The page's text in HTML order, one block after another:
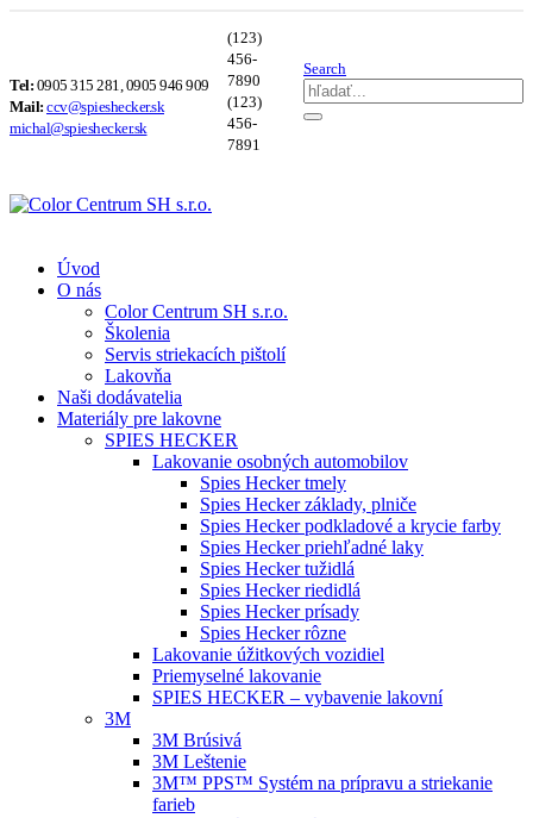
Tel: 0905 315 281, 0905 946 909
Mail: ccv@spieshecker.sk
michal@spieshecker.sk
(123)
456-
7890
(123)
456-
7891
Search
Úvod
O nás
Color Centrum SH s.r.o.
Školenia
Servis striekacích pištolí
Lakovňa
Naši dodávatelia
Materiály pre lakovne
SPIES HECKER
Lakovanie osobných automobilov
Spies Hecker tmely
Spies Hecker základy, plniče
Spies Hecker podkladové a krycie farby
Spies Hecker priehľadné laky
Spies Hecker tužidlá
Spies Hecker riedidlá
Spies Hecker prísady
Spies Hecker rôzne
Lakovanie úžitkových vozidiel
Priemyselné lakovanie
SPIES HECKER – vybavenie lakovní
3M
3M Brúsivá
3M Leštenie
3M™ PPS™ Systém na prípravu a striekanie
farieb